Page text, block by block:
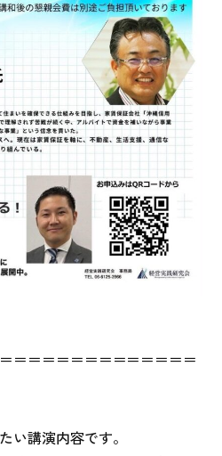
＝＝＝＝＝＝＝＝＝＝＝＝＝
い講演内容です。